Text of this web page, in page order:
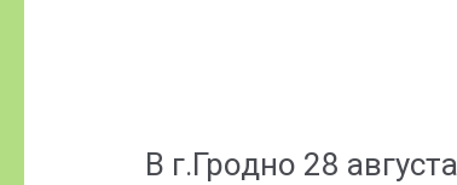
В г.Гродно 28